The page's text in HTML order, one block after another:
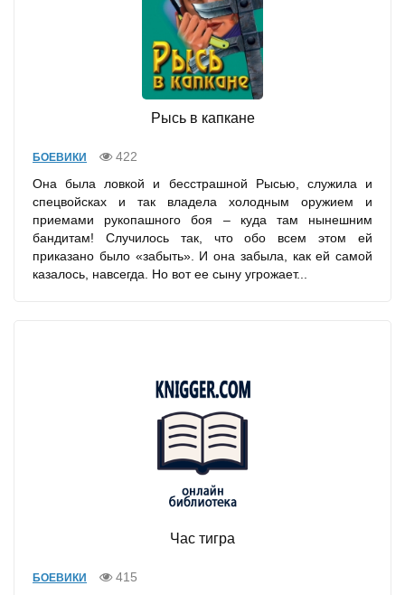
Рысь в капкане
БОЕВИКИ
422
Она была ловкой и бесстрашной Рысью, служила и
спецвойсках и так владела холодным оружием и
приемами рукопашного боя – куда там нынешним
бандитам! Случилось так, что обо всем этом ей
приказано было «забыть». И она забыла, как ей самой
казалось, навсегда. Но вот ее сыну угрожает...
Час тигра
БОЕВИКИ
415